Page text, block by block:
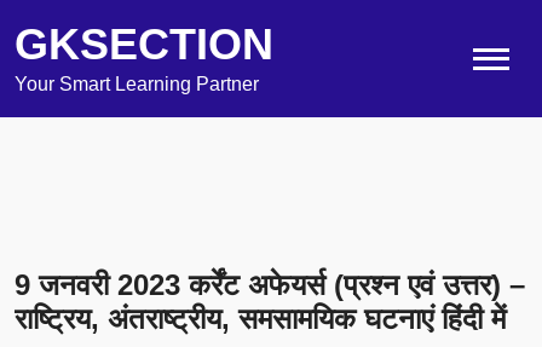
GKSECTION
Your Smart Learning Partner
9 जनवरी 2023 कर्रेंट अफेयर्स (प्रश्न एवं उत्तर) –
राष्ट्रिय, अंतराष्ट्रीय, समसामयिक घटनाएं हिंदी में